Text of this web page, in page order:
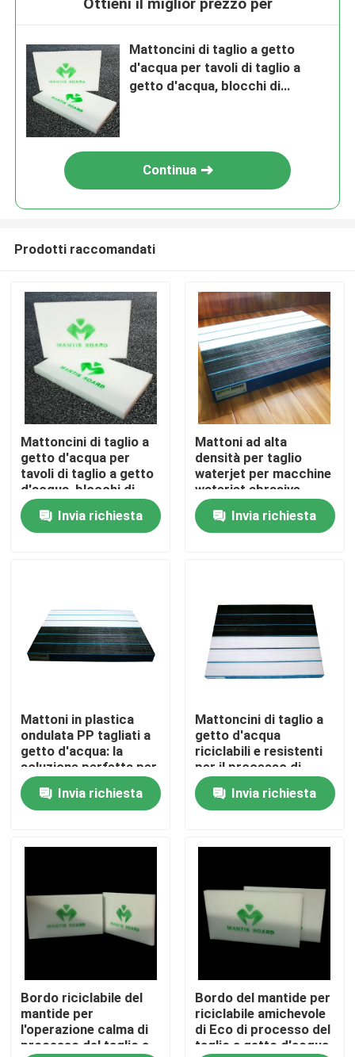
Prodotti
Su di noi
Visita alla fabbrica
Controllo della qualità
Contattaci
Casi
Foglio di plastica ondulato
Ottieni il miglior prezzo per
Mattoncini di taglio a getto
d'acqua per tavoli di taglio a
getto d'acqua, blocchi di
Continua
Prodotti raccomandati
Mattoncini di taglio a
getto d'acqua per
tavoli di taglio a getto
d'acqua, blocchi di
supporto di lunga
durata per
apparecchiature
Invia richiesta
Mattoni ad alta
densità per taglio
waterjet per macchine
waterjet abrasive,
mattoni durevoli per
vasche di raccolta
waterjet, mattoni
waterjet e
l'assorbimento degli
impatti abrasivi
Invia richiesta
Mattoni in plastica
ondulata PP tagliati a
getto d'acqua: la
soluzione perfetta per
le tue esigenze di
taglio Invia richiesta
Mattoncini di taglio a
getto d'acqua
riciclabili e resistenti
per il processo di
taglio a getto d'acqua
Invia richiesta
Bordo riciclabile del
mantide per
l'operazione calma di
processo del taglio a
Bordo del mantide per
riciclabile amichevole
di Eco di processo del
taglio a getto d'acqua